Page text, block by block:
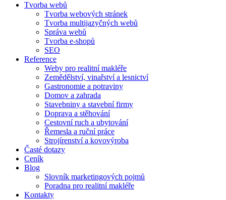
Tvorba webů
Tvorba webových stránek
Tvorba multijazyčných webů
Správa webů
Tvorba e-shopů
SEO
Reference
Weby pro realitní makléře
Zemědělství, vinařství a lesnictví
Gastronomie a potraviny
Domov a zahrada
Stavebniny a stavební firmy
Doprava a stěhování
Cestovní ruch a ubytování
Řemesla a ruční práce
Strojírenství a kovovýroba
Časté dotazy
Ceník
Blog
Slovník marketingových pojmů
Poradna pro realitní makléře
Kontakty